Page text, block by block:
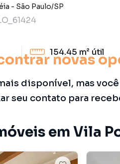
novas
disponível, mas
seu contato para
- São Paulo/SP
154.45 m² útil
em Vila